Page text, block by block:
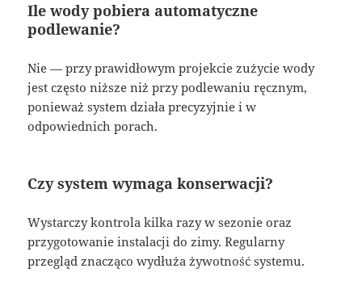
Ile wody pobiera automatyczne
podlewanie?
Nie — przy prawidłowym projekcie zużycie wody
jest często niższe niż przy podlewaniu ręcznym,
ponieważ system działa precyzyjnie i w
odpowiednich porach.
Czy system wymaga konserwacji?
Wystarczy kontrola kilka razy w sezonie oraz
przygotowanie instalacji do zimy. Regularny
przegląd znacząco wydłuża żywotność systemu.